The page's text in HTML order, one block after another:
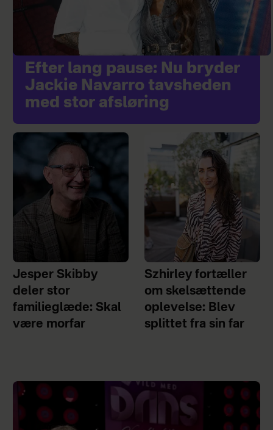
Efter lang pause: Nu bryder
Jackie Navarro tavsheden
med stor afsløring
Jesper Skibby
deler stor
familieglæde: Skal
være morfar
Szhirley fortæller
om skelsættende
oplevelse: Blev
splittet fra sin far